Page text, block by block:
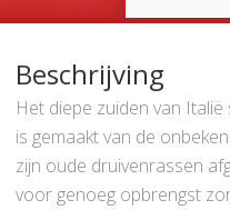
Beschrijving
Het diepe zuiden van
is gemaakt van de
zijn oude druivenrassen
voor genoeg opbrengst